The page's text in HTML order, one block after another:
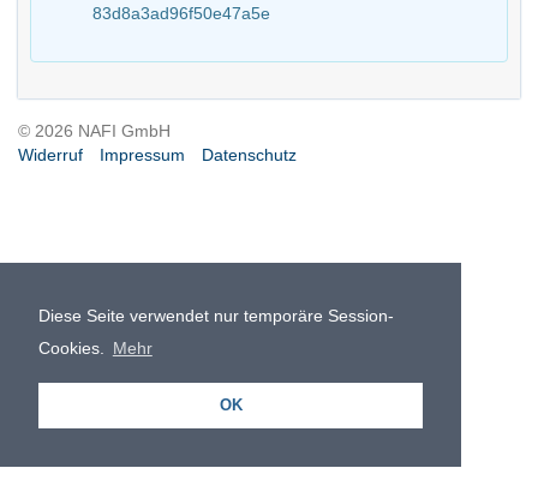
Diese Seite verwendet nur temporäre Session-
Cookies.
Mehr
OK
83d8a3ad96f50e47a5e
© 2026 NAFI GmbH
Widerruf
Impressum Datenschutz